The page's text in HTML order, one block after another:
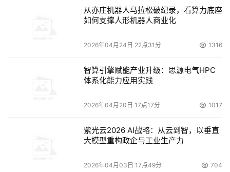
从亦庄机器人马拉松破纪录，看算力底座
如何支撑人形机器人商业化
2026年04月24日 22点31分 1316
智算引擎赋能产业升级：思源电气HPC
体系化能力应用实践
2026年04月20日 17点17分 1017
紫光云2026 AI战略：从云到智，以垂直
大模型重构政企与工业生产力
2026年04月03日 17点49分 704